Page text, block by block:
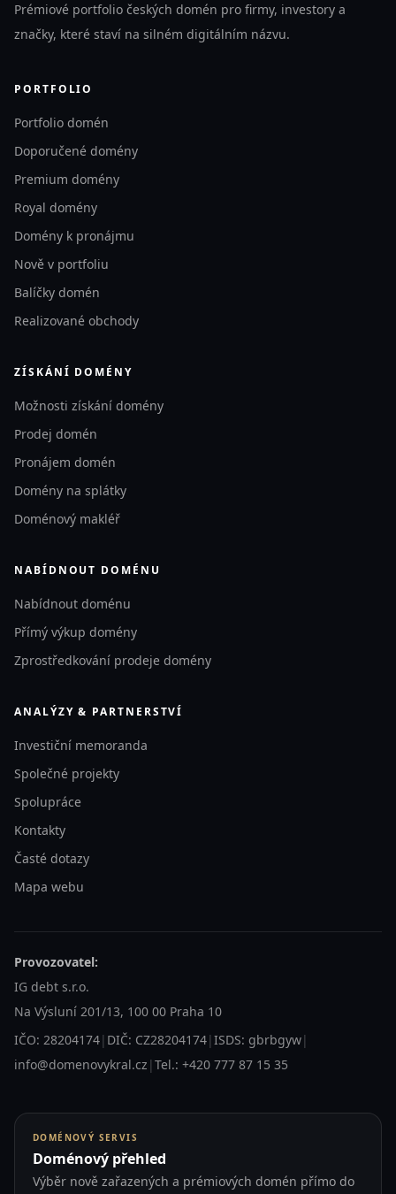
Prémiové portfolio českých domén pro firmy, investory a
značky, které staví na silném digitálním názvu.
PORTFOLIO
Portfolio domén
Doporučené domény
Premium domény
Royal domény
Domény k pronájmu
Nově v portfoliu
Balíčky domén
Realizované obchody
ZÍSKÁNÍ DOMÉNY
Možnosti získání domény
Prodej domén
Pronájem domén
Domény na splátky
Doménový makléř
NABÍDNOUT DOMÉNU
Nabídnout doménu
Přímý výkup domény
Zprostředkování prodeje domény
ANALÝZY & PARTNERSTVÍ
Investiční memoranda
Společné projekty
Spolupráce
Kontakty
Časté dotazy
Mapa webu
Provozovatel:
IG debt s.r.o.
Na Výsluní 201/13, 100 00 Praha 10
IČO: 28204174| DIČ: CZ28204174| ISDS: gbrbgyw|
info@domenovykral.cz | Tel.: +420 777 87 15 35
DOMÉNOVÝ SERVIS
Doménový přehled
Výběr nově zařazených a prémiových domén přímo do